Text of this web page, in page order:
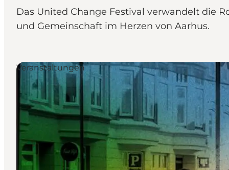
Transport
Das United Change Festival verwandelt die
und Gemeinschaft im Herzen von Aarhus.
Veranstaltungen